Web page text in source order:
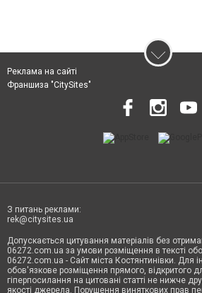
Реклама на сайті
Франшиза "CitySites"
З питань реклами:
rek@citysites.ua
Допускається цитування матеріалів без
06272.com.ua за умови розміщення в тексті
06272.com.ua - Сайт міста Костянтинівки. Для
обов'язкове розміщення прямого, відкритого
гіперпосилання на цитовані статті не нижче
якості джерела. Порушення виняткових прав